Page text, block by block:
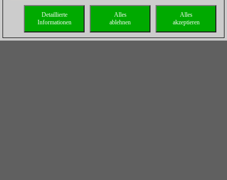
Alles
akzeptieren
Alles
ablehnen
Detaillierte
Informationen